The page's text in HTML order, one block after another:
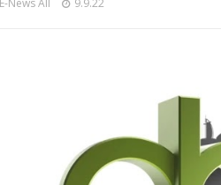
E-News All 9.9.22